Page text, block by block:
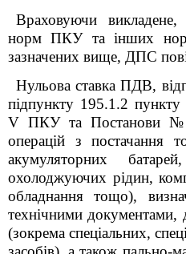
Враховуючи
норм ПКУ та інших
зазначених вище, ДПС
Нульова ставка ПДВ,
підпункту 195.1.2 пункту
V ПКУ та Постанови №
операцій з постачання
акумуляторних
охолоджуючих рідин,
обладнання тощо),
технічними документами,
(зокрема спеціальних,